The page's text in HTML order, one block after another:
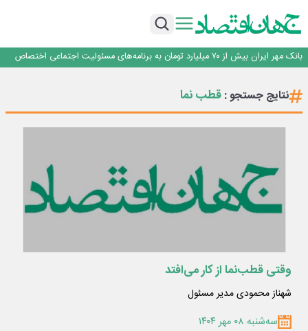
سرپرست اداره کل روابط عمومی بیمه مرکزی منصوب شد
مشتریان
بانک مهر ایران بیش از ۷۰ میلیارد تومان به برنامه‌های مسئولیت اجتماعی اختصاص
داد
پیام مدیرعامل بانک توسعه تعاون به مناسبت ۱۵ مرداد، سالروز تأسیس بانک
سرپرست اداره کل روابط عمومی بیمه مرکزی منصوب شد
نتایج جستجو :قطب نما
وقتی قطب‌نما از کار می‌افتد
شهناز محمودی مدیر مسئول
سه‌شنبه ۰۸ مهر ۱۴۰۴